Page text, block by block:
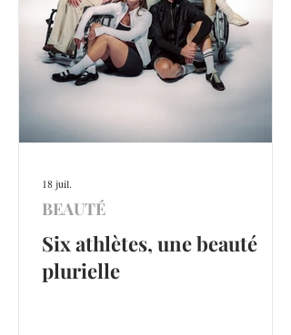
Six athlètes, une beauté
plurielle
BEAUTÉ
18 juil.